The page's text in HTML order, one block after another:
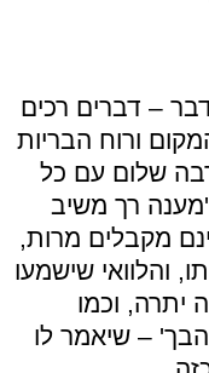
– דברים רכים
ורוח הבריות
שלום עם כל
'מענה רך משיב
מקבלים מרות,
והלוואי שישמעו
יתרה, וכמו
– שיאמר לו